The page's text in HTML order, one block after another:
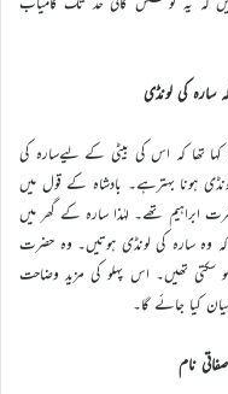
سارہ کی لونڈی
تھا کہ اس کی بیٹی کے لیےسارہ کی
ہونا بہترہے۔ بادشاہ کے قول میں
ابراہیم تھے۔ لہٰذا سارہ کے گھر میں
وہ سارہ کی لونڈی ہوتیں۔ وہ حضرت
سکتی تھیں۔ اس پہلو کی مزید وضاحت
کیا جائے گا۔
نام